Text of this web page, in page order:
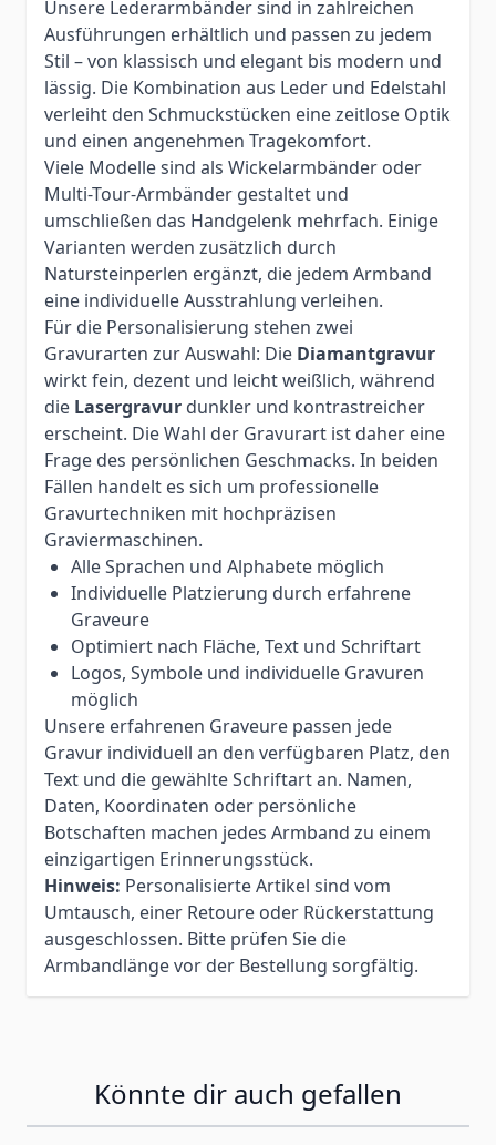
Unsere Lederarmbänder sind in zahlreichen
Ausführungen erhältlich und passen zu jedem
Stil – von klassisch und elegant bis modern und
lässig. Die Kombination aus Leder und Edelstahl
verleiht den Schmuckstücken eine zeitlose Optik
und einen angenehmen Tragekomfort.
Viele Modelle sind als Wickelarmbänder oder
Multi-Tour-Armbänder gestaltet und
umschließen das Handgelenk mehrfach. Einige
Varianten werden zusätzlich durch
Natursteinperlen ergänzt, die jedem Armband
eine individuelle Ausstrahlung verleihen.
Für die Personalisierung stehen zwei
Gravurarten zur Auswahl: Die Diamantgravur
wirkt fein, dezent und leicht weißlich, während
die Lasergravur dunkler und kontrastreicher
erscheint. Die Wahl der Gravurart ist daher eine
Frage des persönlichen Geschmacks. In beiden
Fällen handelt es sich um professionelle
Gravurtechniken mit hochpräzisen
Graviermaschinen.
Alle Sprachen und Alphabete möglich
Individuelle Platzierung durch erfahrene
Graveure
Optimiert nach Fläche, Text und Schriftart
Logos, Symbole und individuelle Gravuren
möglich
Unsere erfahrenen Graveure passen jede
Gravur individuell an den verfügbaren Platz, den
Text und die gewählte Schriftart an. Namen,
Daten, Koordinaten oder persönliche
Botschaften machen jedes Armband zu einem
einzigartigen Erinnerungsstück.
Hinweis: Personalisierte Artikel sind vom
Umtausch, einer Retoure oder Rückerstattung
ausgeschlossen. Bitte prüfen Sie die
Armbandlänge vor der Bestellung sorgfältig.
Könnte dir auch gefallen